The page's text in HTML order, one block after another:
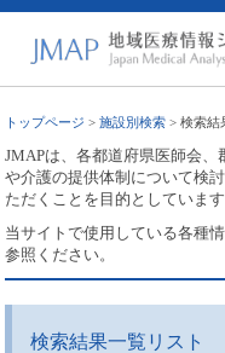
トップページ >施設別検索 > 検索結
JMAPは、各都道府県医師会
や介護の提供体制について検
ただくことを目的としています
当サイトで使用している各種
参照ください。
検索結果一覧リスト